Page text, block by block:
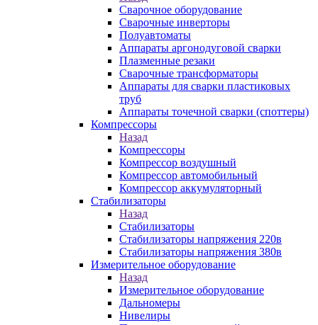
Сварочное оборудование
Сварочные инверторы
Полуавтоматы
Аппараты аргонодуговой сварки
Плазменные резаки
Сварочные трансформаторы
Аппараты для сварки пластиковых
труб
Аппараты точечной сварки (споттеры)
Компрессоры
Назад
Компрессоры
Компрессор воздушный
Компрессор автомобильный
Компрессор аккумуляторный
Стабилизаторы
Назад
Стабилизаторы
Стабилизаторы напряжения 220в
Стабилизаторы напряжения 380в
Измерительное оборудование
Назад
Измерительное оборудование
Дальномеры
Нивелиры